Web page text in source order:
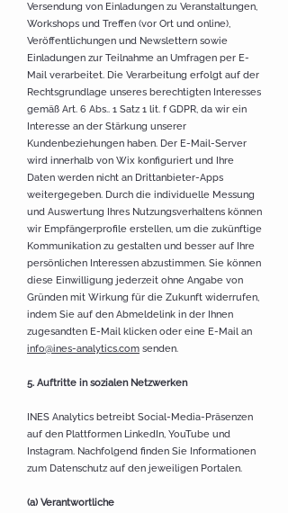
Versendung von Einladungen zu Veranstaltungen,
Workshops und Treffen (vor Ort und online),
Veröffentlichungen und Newslettern sowie
Einladungen zur Teilnahme an Umfragen per E-
Mail verarbeitet. Die Verarbeitung erfolgt auf der
Rechtsgrundlage unseres berechtigten Interesses
gemäß Art. 6 Abs.. 1 Satz 1 lit. f GDPR, da wir ein
Interesse an der Stärkung unserer
Kundenbeziehungen haben. Der E-Mail-Server
wird innerhalb von Wix konfiguriert und Ihre
Daten werden nicht an Drittanbieter-Apps
weitergegeben. Durch die individuelle Messung
und Auswertung Ihres Nutzungsverhaltens können
wir Empfängerprofile erstellen, um die zukünftige
Kommunikation zu gestalten und besser auf Ihre
persönlichen Interessen abzustimmen. Sie können
diese Einwilligung jederzeit ohne Angabe von
Gründen mit Wirkung für die Zukunft widerrufen,
indem Sie auf den Abmeldelink in der Ihnen
zugesandten E-Mail klicken oder eine E-Mail an
info@ines-analytics.com senden.
5. Auftritte in sozialen Netzwerken
INES Analytics betreibt Social-Media-Präsenzen
auf den Plattformen LinkedIn, YouTube und
Instagram. Nachfolgend finden Sie Informationen
zum Datenschutz auf den jeweiligen Portalen.
(a) Verantwortliche